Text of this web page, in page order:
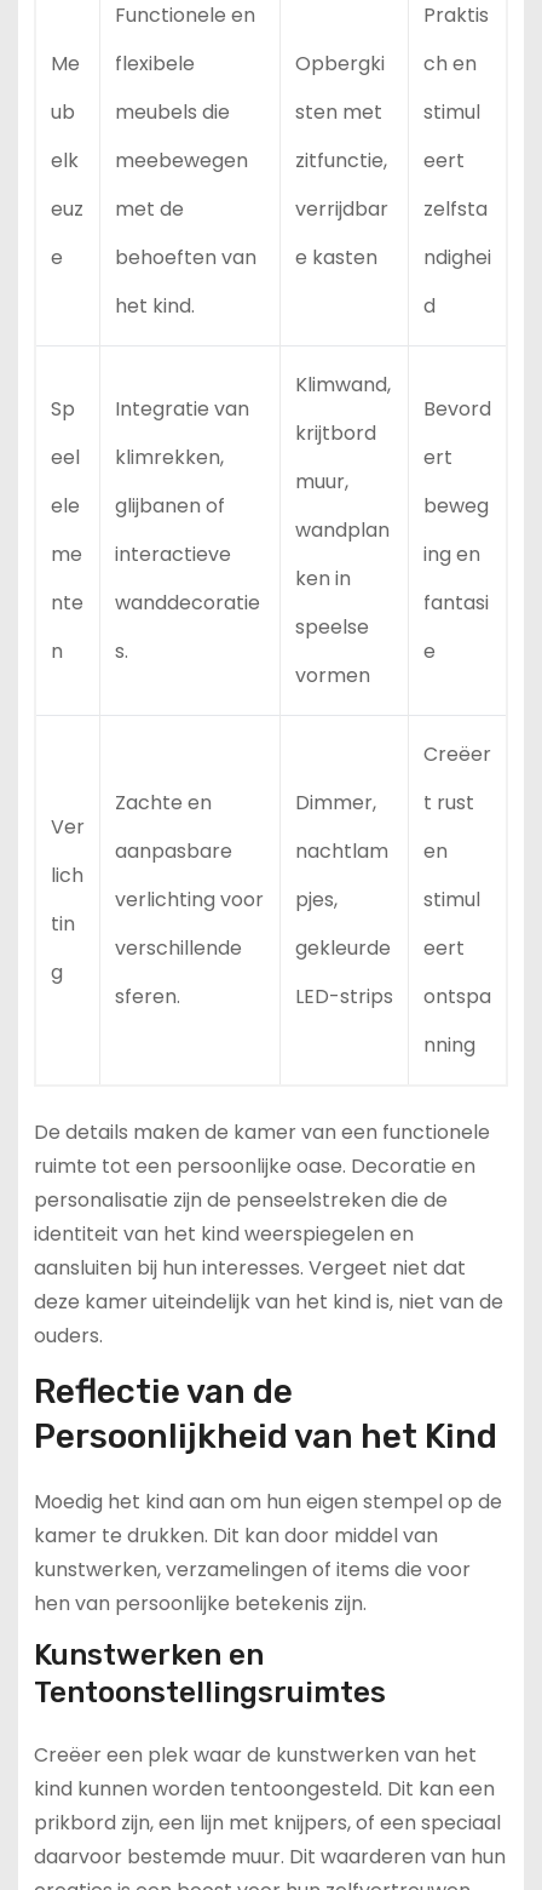
Me
ub
elk
euz
e
Functionele en
flexibele
meubels die
meebewegen
met de
behoeften van
het kind.
Opbergki
sten met
zitfunctie,
verrijdbar
e kasten
Praktis
ch en
stimul
eert
zelfsta
ndighei
d
Sp
eel
ele
me
nte
n
Integratie van
klimrekken,
glijbanen of
interactieve
wanddecoratie
s.
Klimwand,
krijtbord
muur,
wandplan
ken in
speelse
vormen
Bevord
ert
beweg
ing en
fantasi
e
Ver
lich
tin
g
Zachte en
aanpasbare
verlichting voor
verschillende
sferen.
Dimmer,
nachtlam
pjes,
gekleurde
LED-strips
Creëer
t rust
en
stimul
eert
ontspa
nning
De details maken de kamer van een functionele
ruimte tot een persoonlijke oase. Decoratie en
personalisatie zijn de penseelstreken die de
identiteit van het kind weerspiegelen en
aansluiten bij hun interesses. Vergeet niet dat
deze kamer uiteindelijk van het kind is, niet van de
ouders.
Reflectie van de
Persoonlijkheid van het Kind
Moedig het kind aan om hun eigen stempel op de
kamer te drukken. Dit kan door middel van
kunstwerken, verzamelingen of items die voor
hen van persoonlijke betekenis zijn.
Kunstwerken en
Tentoonstellingsruimtes
Creëer een plek waar de kunstwerken van het
kind kunnen worden tentoongesteld. Dit kan een
prikbord zijn, een lijn met knijpers, of een speciaal
daarvoor bestemde muur. Dit waarderen van hun